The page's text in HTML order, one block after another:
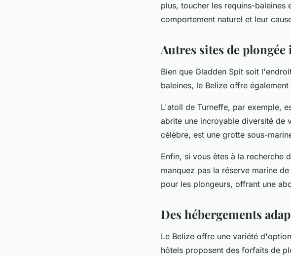
plus, toucher les requins-
comportement naturel et leur
Autres sites de
Bien que Gladden Spit soit
baleines, le Belize offre
L'atoll de Turneffe, par exemple,
abrite une incroyable diversité de
célèbre, est une grotte sous-
Enfin, si vous êtes à la recherche
manquez pas la réserve marine
pour les plongeurs, offrant une
Des hébergements
Le Belize offre une variété
hôtels proposent des forfaits de